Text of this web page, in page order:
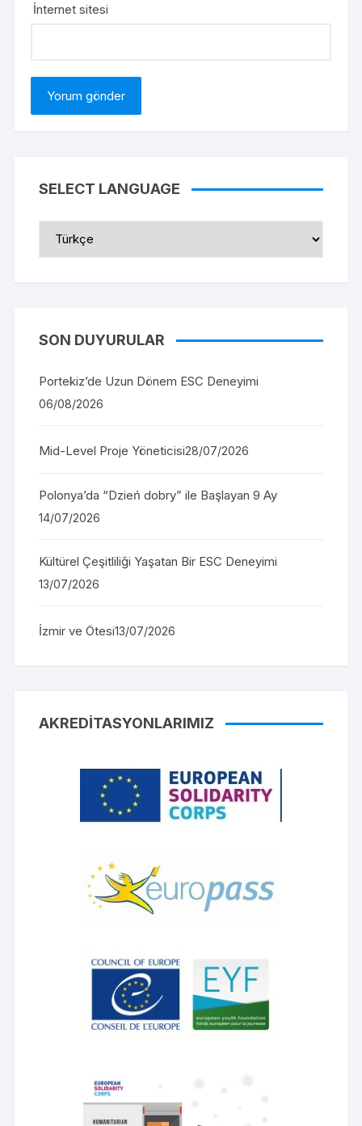
İnternet sitesi
SELECT LANGUAGE
Language
SON DUYURULAR
Portekiz’de Uzun Dönem ESC Deneyimi
06/08/2026
Mid-Level Proje Yöneticisi28/07/2026
Polonya’da “Dzień dobry” ile Başlayan 9 Ay
14/07/2026
Kültürel Çeşitliliği Yaşatan Bir ESC Deneyimi
13/07/2026
İzmir ve Ötesi13/07/2026
AKREDITASYONLARIMIZ